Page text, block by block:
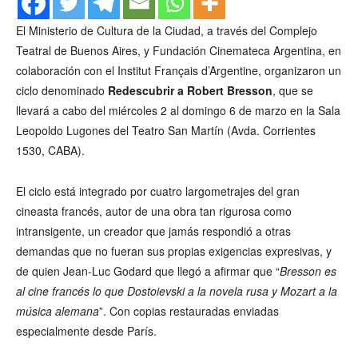
El Ministerio de Cultura de la Ciudad, a través del Complejo
Teatral de Buenos Aires, y Fundación Cinemateca Argentina, en
colaboración con el Institut Français d’Argentine, organizaron un
ciclo denominado Redescubrir a Robert Bresson, que se
llevará a cabo del miércoles 2 al domingo 6 de marzo en la Sala
Leopoldo Lugones del Teatro San Martín (Avda. Corrientes
1530, CABA).
El ciclo está integrado por cuatro largometrajes del gran
cineasta francés, autor de una obra tan rigurosa como
intransigente, un creador que jamás respondió a otras
demandas que no fueran sus propias exigencias expresivas, y
de quien Jean-Luc Godard que llegó a afirmar que “Bresson es
al cine francés lo que Dostoievski a la novela rusa y Mozart a la
música alemana”. Con copias restauradas enviadas
especialmente desde París.